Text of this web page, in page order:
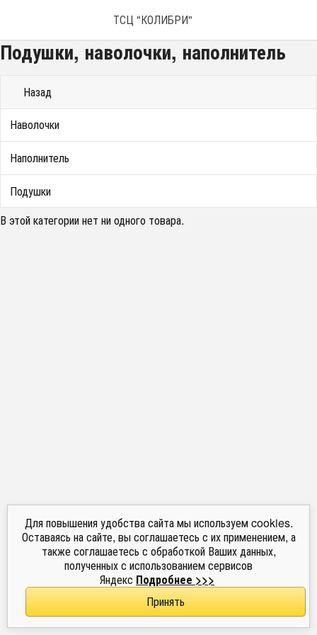
Для повышения удобства сайта мы используем cookies.
Оставаясь на сайте, вы соглашаетесь с их применением, а
также соглашаетесь с обработкой Ваших данных,
полученных с использованием сервисов
Яндекс Подробнее >>>
Принять
ТСЦ "КОЛИБРИ"
Подушки, наволочки, наполнитель
Назад
Наволочки
Наполнитель
Подушки
В этой категории нет ни одного товара.